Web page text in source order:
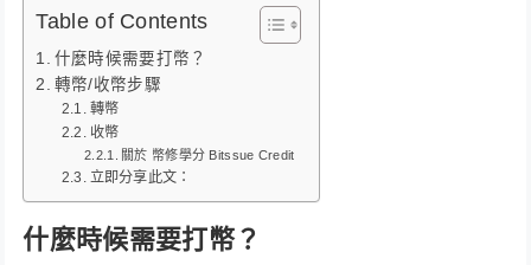
Table of Contents
什麼時候需要打幣？
轉幣/收幣步驟
轉幣
收幣
關於 幣修學分 Bitssue Credit
立即分享此文：
什麼時候需要打幣？